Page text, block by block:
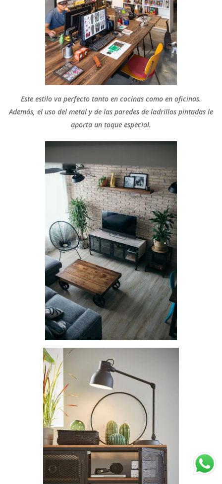
Este estilo va perfecto tanto en cocinas como en oficinas.
Además, el uso del metal y de las paredes de ladrillos pintadas le
aporta un toque especial.